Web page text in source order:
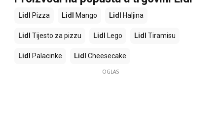
Lidl Pizza Lidl Mango Lidl Haljina
Lidl Tijesto za pizzu Lidl Lego Lidl Tiramisu
Lidl Palacinke Lidl Cheesecake
OGLAS